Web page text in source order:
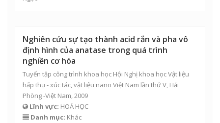
Nghiên cứu sự tạo thành acid rắn và pha vô
định hình của anatase trong quá trình
nghiền cơ hóa
Tuyển tập công trình khoa học Hội Nghị khoa học Vật liệu
hấp thụ - xúc tác, vật liệu nano Việt Nam lần thứ V, Hải
Phòng -Việt Nam, 2009
Lĩnh vực: HOÁ HỌC
Danh mục: Khác